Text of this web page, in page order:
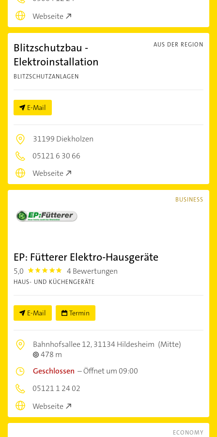
Webseite
AUS DER REGION
Blitzschutzbau -
Elektroinstallation
BLITZSCHUTZANLAGEN
E-Mail
31199 Diekholzen
05121 6 30 66
Webseite
BUSINESS
EP: Fütterer Elektro-Hausgeräte
5,0 5.0 4 Bewertungen
HAUS- UND KÜCHENGERÄTE
E-Mail Termin
Bahnhofsallee 12,31134 Hildesheim (Mitte)
478 m
Geschlossen –Öffnet um 09:00
05121 1 24 02
Webseite
ECONOMY